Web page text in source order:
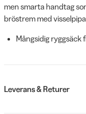
men smarta handtag
bröstrem med
Mångsidig
Leverans & Returer